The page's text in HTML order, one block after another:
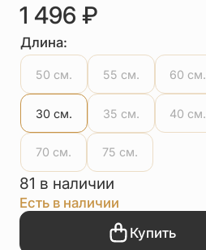
Рейтинг
5.00из 5
на основе
опроса
1
пользователя
1 496 ₽
Длина:
50 см. 55 см. 60 см.
30 см. 35 см. 40 см.
70 см. 75 см.
81 в наличии
Есть в наличии
Купить